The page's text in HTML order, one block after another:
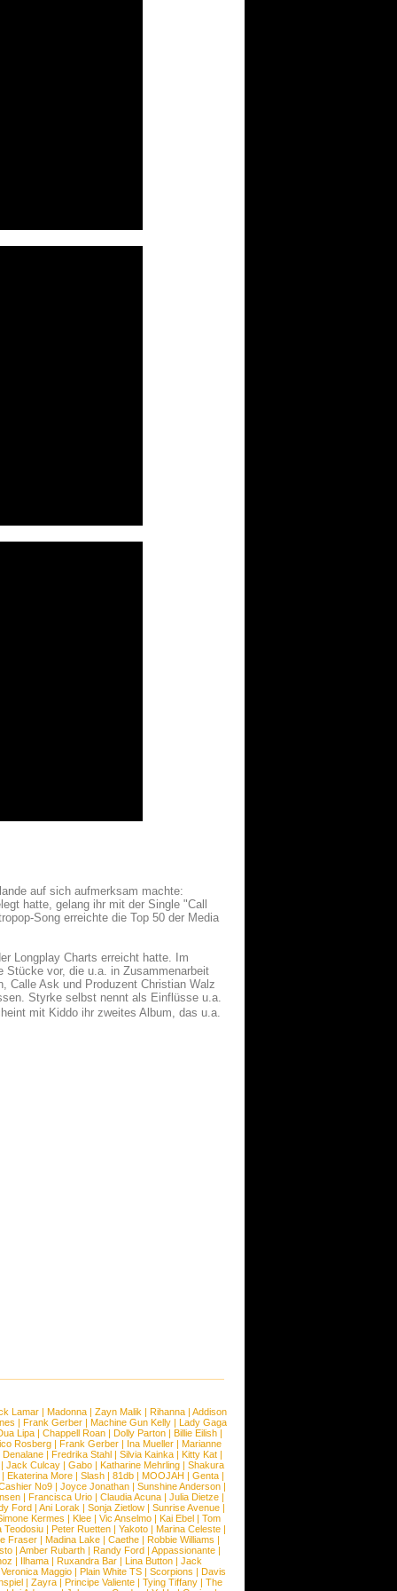
auf sich aufmerksam machte:
hatte, gelang ihr mit der Single "Call
Song erreichte die Top 50 der Media
Longplay Charts erreicht hatte. Im
Stücke vor, die u.a. in Zusammenarbeit
Calle Ask und Produzent Christian Walz
Styrke selbst nennt als Einflüsse u.a.
mit Kiddo ihr zweites Album, das u.a.
Lamar | Madonna | Zayn Malik | Rihanna | Addison
| Frank Gerber| Machine Gun Kelly| Lady Gaga
Lipa | Chappell Roan | Dolly Parton | Billie Eilish |
Rosberg| Frank Gerber| Ina Mueller| Marianne
Denalane | Fredrika Stahl | Silvia Kainka | Kitty Kat |
Jack Culcay | Gabo | Katharine Mehrling | Shakura
Ekaterina More| Slash| 81db| MOOJAH | Genta|
No9 | Joyce Jonathan | Sunshine Anderson |
| Francisca Urio | Claudia Acuna | Julia Dietze |
Ford | Ani Lorak | Sonja Zietlow | Sunrise Avenue |
Kermes | Klee| Vic Anselmo| Kai Ebel| Tom
Teodosiu| Peter Ruetten| Yakoto| Marina Celeste|
Fraser| Madina Lake| Caethe| Robbie Williams |
| Amber Rubarth| Randy Ford| Appassionante|
| Ilhama| Ruxandra Bar| Lina Button| Jack
Veronica Maggio| Plain White TS| Scorpions | Davis
| Zayra | Principe Valiente | Tying Tiffany | The